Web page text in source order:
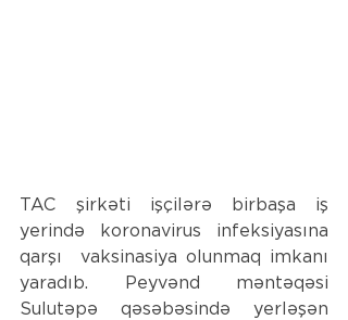
TAC şirkəti işçilərə birbaşa iş
yerində koronavirus infeksiyasına
qarşı  vaksinasiya olunmaq imkanı
yaradıb. Peyvənd məntəqəsi
Sulutəpə qəsəbəsində yerləşən